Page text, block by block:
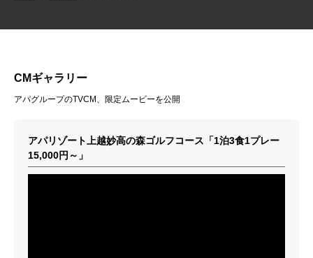
CMギャラリー
アパグループのTVCM、限定ムービーを公開
アパリゾート上越妙高の森ゴルフコース「1泊3食1プレー
15,000円～」